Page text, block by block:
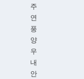
주
연
풍
양
우
내
안